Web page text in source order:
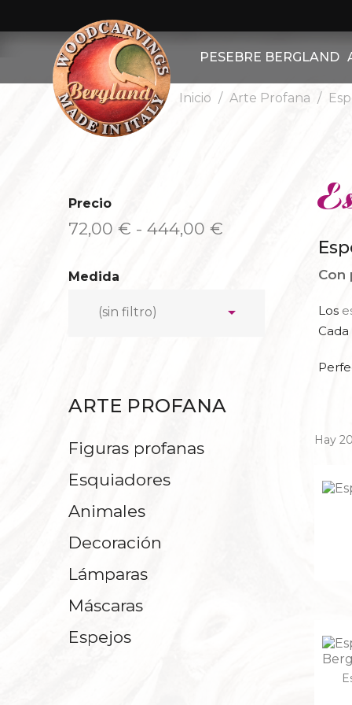
PESEBRE BERGLAND
OTRA FIGURAS
PERSONAJE PRINCIPAL
Inicio Arte Profana
Precio
72,00 € - 444,00 €
Medida
(sin filtro) 
ARTE PROFANA
Figuras profanas
Esquiadores
Animales
Decoración
Lámparas
Máscaras
Espejos
Con
Los
Hay